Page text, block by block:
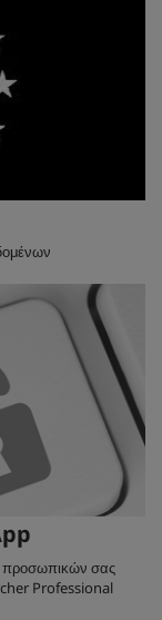
προσωπικών σας
Professional